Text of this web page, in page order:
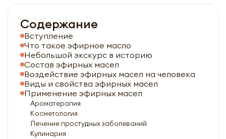
Содержание
Вступление
Что такое эфирное масло
Небольшой экскурс в историю
Состав эфирных масел
Воздействие эфирных масел на человека
Виды и свойства эфирных масел
Применение эфирных масел
Ароматерапия
Косметология
Лечение простудных заболеваний
Кулинария